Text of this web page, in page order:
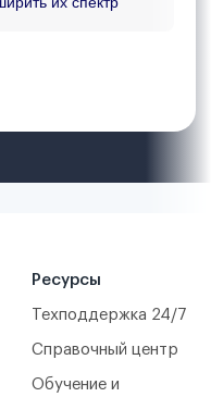
Ресурсы
Техподдержка 24/7
Справочный центр
Обучение и